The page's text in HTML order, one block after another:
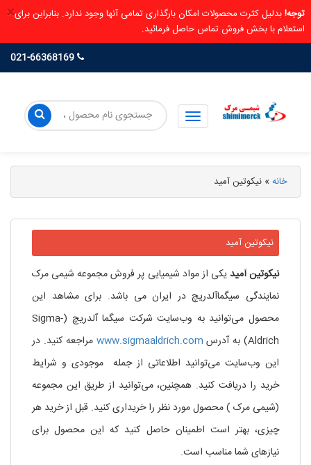
× توجه!بدلیل کثرت محصولات امکان بارگذاری تمامی آنها وجود ندارد. بنابراین برای
استعلام با بخش فروش تماس حاصل فرمائید.
خانه» نیکوتین آمید
نیکوتین آمید
نیکوتینآمیدیکی از مواد شیمیایی پر فروش مجموعه شیمی مرک
نمایندگی سیگماآلدریچ در ایران می باشد. برای مشاهد این
محصول می‌توانید به وب‌سایت شرکت سیگما آلدریچ (Sigma-
Aldrich) به آدرس
www.sigmaaldrich.com مراجعه کنید. در
این وب‌سایت می‌توانید اطلاعاتی از جمله موجودی و شرایط
خرید را دریافت کنید. همچنین، می‌توانید از طریق این مجموعه
(شیمی مرک ) محصول مورد نظر را خریداری کنید. قبل از خرید هر
چیزی، بهتر است اطمینان حاصل کنید که این محصول برای
نیازهای شما مناسب است.